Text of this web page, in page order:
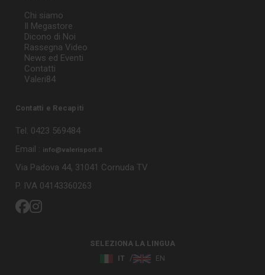
Chi siamo
Il Megastore
Dicono di Noi
Rassegna Video
News ed Eventi
Contatti
Valeri84
Contatti e Recapiti
Tel. 0423 569484
Email : info@valerisport.it
Via Padova 44, 31041 Cornuda TV
P. IVA 04143360263
SELEZIONA LA LINGUA
IT
EN